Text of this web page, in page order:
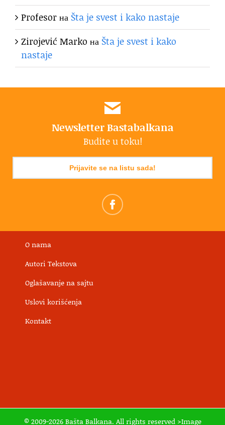
Profesorна Šta je svest i kako nastaje
Zirojević Marko на Šta je svest i kako
nastaje
Newsletter Bastabalkana
Budite u toku!
Prijavite se na listu sada!
O nama
Autori Tekstova
Oglašavanje na sajtu
Uslovi korišćenja
Kontakt
© 2009-2026 Bašta Balkana. All rights reserved >Image